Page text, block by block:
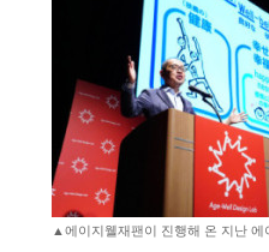
▲에이지웰재팬이 진행해 온 지난 에